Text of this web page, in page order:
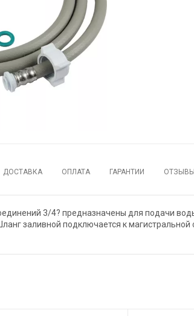
ДОСТАВКА ОПЛАТА ГАРАНТИИ
3/4? предназначены для подачи
заливной подключается к